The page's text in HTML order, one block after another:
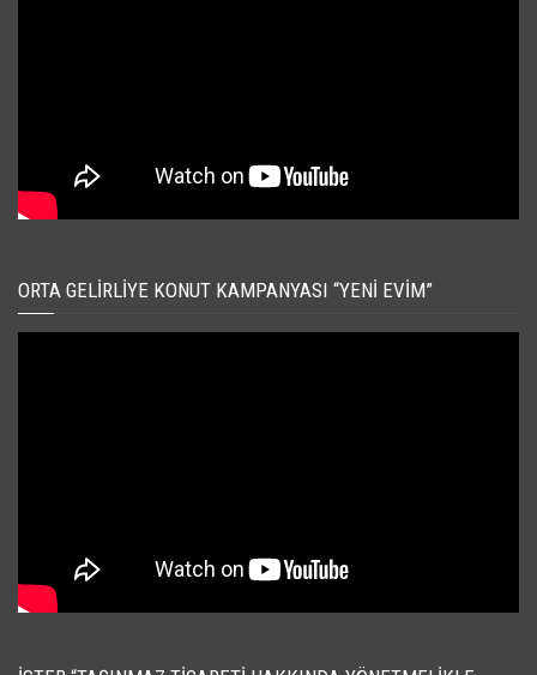
ORTA GELIRLIYE KONUT KAMPANYASI “YENI EVIM”